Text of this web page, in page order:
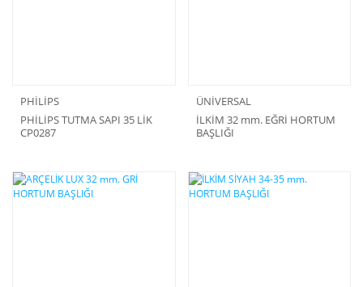
PHİLİPS
PHİLİPS TUTMA SAPI 35 LİK
CP0287
ÜNİVERSAL
İLKİM 32 mm. EĞRİ HORTUM
BAŞLIĞI